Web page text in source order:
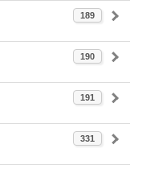
189
190
191
331